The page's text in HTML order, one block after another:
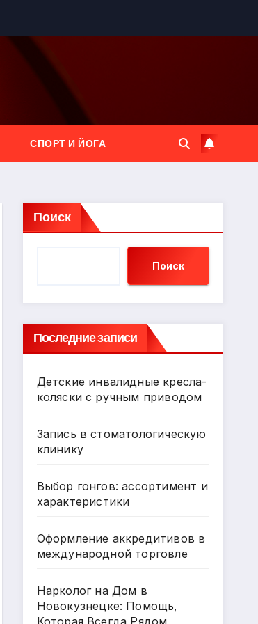
СПОРТ И ЙОГА
Поиск
Поиск
Последние записи
Детские инвалидные кресла-
коляски с ручным приводом
Запись в стоматологическую
клинику
Выбор гонгов: ассортимент и
характеристики
Оформление аккредитивов в
международной торговле
Нарколог на Дом в
Новокузнецке: Помощь,
Которая Всегда Рядом